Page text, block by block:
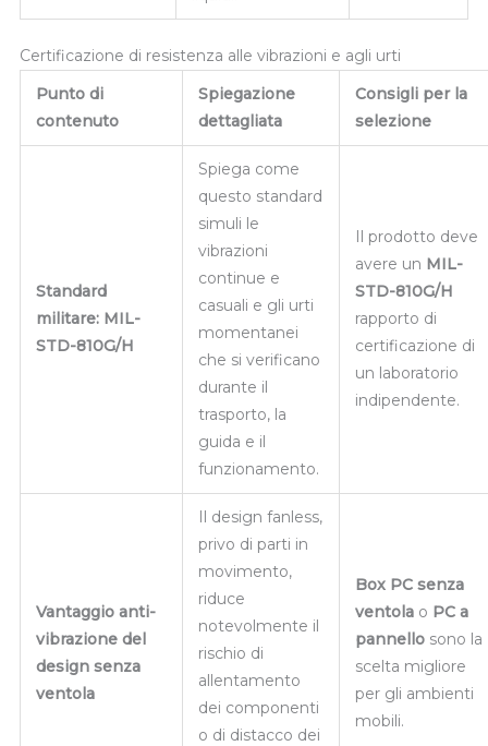
Certificazione di resistenza alle vibrazioni e agli urti
Punto di
contenuto
Spiegazione
dettagliata
Consigli per la
selezione
Standard
militare: MIL-
STD-810G/H
Spiega come
questo standard
simuli le
vibrazioni
continue e
casuali e gli urti
momentanei
che si verificano
durante il
trasporto, la
guida e il
funzionamento.
Il prodotto deve
avere un MIL-
STD-810G/H
rapporto di
certificazione di
un laboratorio
indipendente.
Vantaggio anti-
vibrazione del
design senza
ventola
Il design fanless,
privo di parti in
movimento,
riduce
notevolmente il
rischio di
allentamento
dei componenti
o di distacco dei
Box PC senza
ventola o PC a
pannello sono la
scelta migliore
per gli ambienti
mobili.